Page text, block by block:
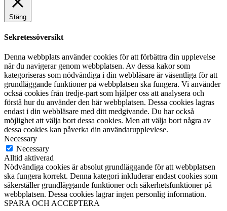
Stäng
Sekretessöversikt
Denna webbplats använder cookies för att förbättra din upplevelse
när du navigerar genom webbplatsen. Av dessa kakor som
kategoriseras som nödvändiga i din webbläsare är väsentliga för att
grundläggande funktioner på webbplatsen ska fungera. Vi använder
också cookies från tredje-part som hjälper oss att analysera och
förstå hur du använder den här webbplatsen. Dessa cookies lagras
endast i din webbläsare med ditt medgivande. Du har också
möjlighet att välja bort dessa cookies. Men att välja bort några av
dessa cookies kan påverka din användarupplevlese.
Necessary
Necessary
Alltid aktiverad
Nödvändiga cookies är absolut grundläggande för att webbplatsen
ska fungera korrekt. Denna kategori inkluderar endast cookies som
säkerställer grundläggande funktioner och säkerhetsfunktioner på
webbplatsen. Dessa cookies lagrar ingen personlig information.
SPARA OCH ACCEPTERA